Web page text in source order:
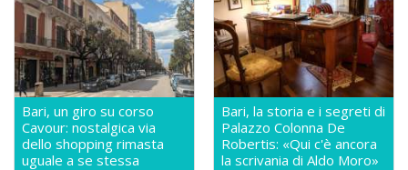
Bari, un giro su corso
Cavour: nostalgica via
dello shopping rimasta
uguale a se stessa
Bari, la storia e i segreti di
Palazzo Colonna De
Robertis: «Qui c'è ancora
la scrivania di Aldo Moro»